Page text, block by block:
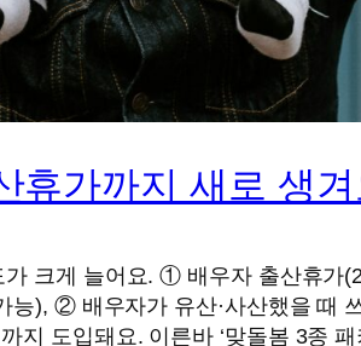
휴가까지 새로 생
크게 늘어요. ① 배우자 출산휴가
능), ② 배우자가 유산·사산했을
도입돼요. 이른바 ‘맞돌봄 3종 패